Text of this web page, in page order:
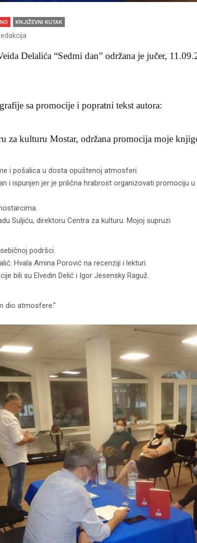
KNJIŽEVNI KUTAK
Delalića “Sedmi dan” održana je jučer,
sa promocije i popratni tekst autora:
za kulturu Mostar, održana promocija moje
i pošalica u dosta opuštenoj atmosferi.
i ispunjen jer je prilična hrabrost organizovati promociju
Suljiću, direktoru Centra za kulturu. Mojoj supruzi
podršci.
Hvala Amina Porović na recenziji i lekturi.
bili su Elvedin Delić i Igor Jesensky Raguž.
dio atmosfere.”